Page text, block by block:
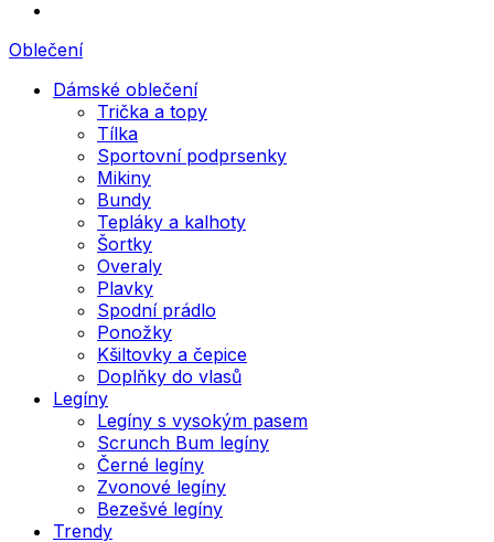
Oblečení
Dámské oblečení
Trička a topy
Tílka
Sportovní podprsenky
Mikiny
Bundy
Tepláky a kalhoty
Šortky
Overaly
Plavky
Spodní prádlo
Ponožky
Kšiltovky a čepice
Doplňky do vlasů
Legíny
Legíny s vysokým pasem
Scrunch Bum legíny
Černé legíny
Zvonové legíny
Bezešvé legíny
Trendy